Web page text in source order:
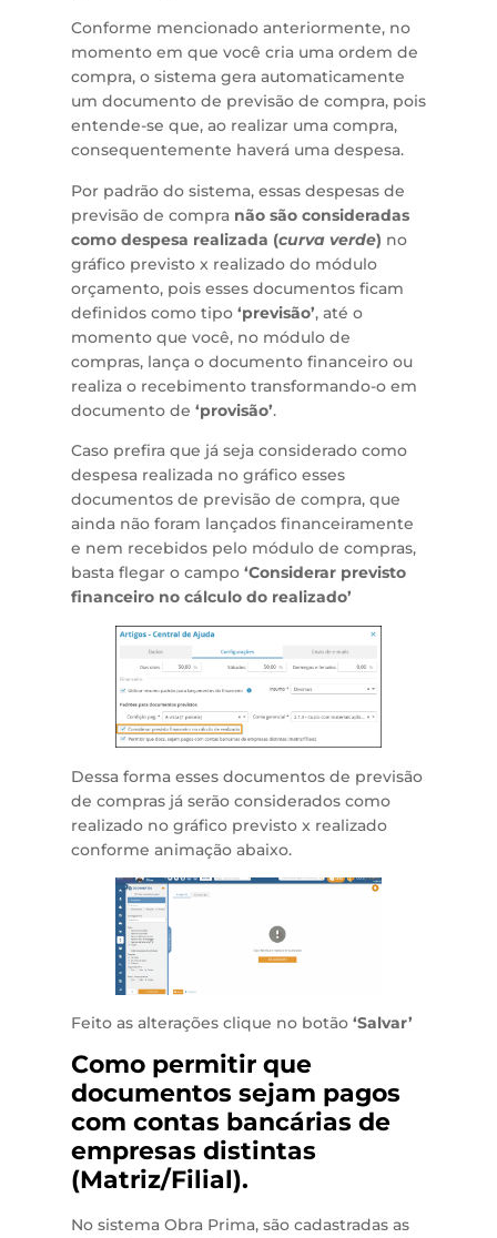
Conforme mencionado anteriormente, no
momento em que você cria uma ordem de
compra, o sistema gera automaticamente
um documento de previsão de compra, pois
entende-se que, ao realizar uma compra,
consequentemente haverá uma despesa.
Por padrão do sistema, essas despesas de
previsão de compra não são consideradas
como despesa realizada (curva verde) no
gráfico previsto x realizado do módulo
orçamento, pois esses documentos ficam
definidos como tipo ‘previsão’, até o
momento que você, no módulo de
compras, lança o documento financeiro ou
realiza o recebimento transformando-o em
documento de ‘provisão’.
Caso prefira que já seja considerado como
despesa realizada no gráfico esses
documentos de previsão de compra, que
ainda não foram lançados financeiramente
e nem recebidos pelo módulo de compras,
basta flegar o campo ‘Considerar previsto
financeiro no cálculo do realizado’
Dessa forma esses documentos de previsão
de compras já serão considerados como
realizado no gráfico previsto x realizado
conforme animação abaixo.
Feito as alterações clique no botão ‘Salvar’
Como permitir que
documentos sejam pagos
com contas bancárias de
empresas distintas
(Matriz/Filial).
No sistema Obra Prima, são cadastradas as